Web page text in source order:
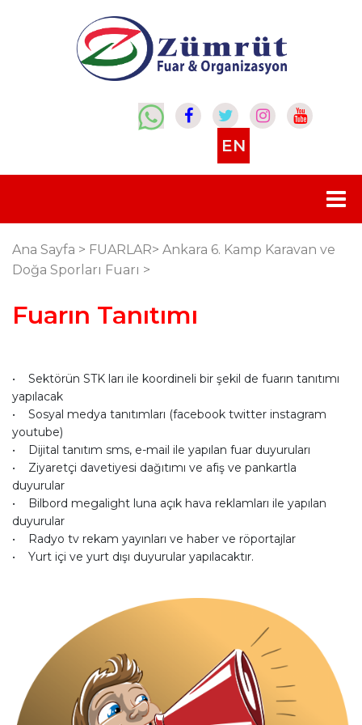
EN
Ana Sayfa > FUARLAR> Ankara 6. Kamp Karavan ve
Doğa Sporları Fuarı >
Fuarın Tanıtımı
• Sektörün STK ları ile koordineli bir şekil de fuarın tanıtımı
yapılacak
• Sosyal medya tanıtımları (facebook twitter instagram
youtube)
• Dijital tanıtım sms, e-mail ile yapılan fuar duyuruları
• Ziyaretçi davetiyesi dağıtımı ve afiş ve pankartla
duyurular
• Bilbord megalight luna açık hava reklamları ile yapılan
duyurular
• Radyo tv rekam yayınları ve haber ve röportajlar
• Yurt içi ve yurt dışı duyurular yapılacaktır.